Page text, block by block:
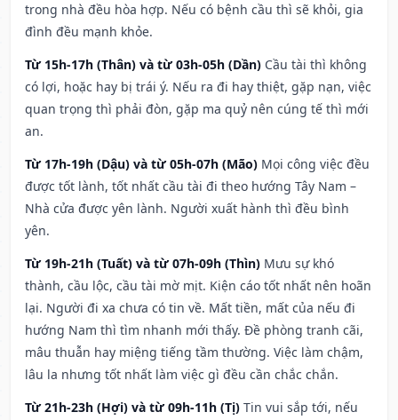
trong nhà đều hòa hợp. Nếu có bệnh cầu thì sẽ khỏi, gia
đình đều mạnh khỏe.
Từ 15h-17h (Thân) và từ 03h-05h (Dần) Cầu tài thì không
có lợi, hoặc hay bị trái ý. Nếu ra đi hay thiệt, gặp nạn, việc
quan trọng thì phải đòn, gặp ma quỷ nên cúng tế thì mới
an.
Từ 17h-19h (Dậu) và từ 05h-07h (Mão) Mọi công việc đều
được tốt lành, tốt nhất cầu tài đi theo hướng Tây Nam –
Nhà cửa được yên lành. Người xuất hành thì đều bình
yên.
Từ 19h-21h (Tuất) và từ 07h-09h (Thìn) Mưu sự khó
thành, cầu lộc, cầu tài mờ mịt. Kiện cáo tốt nhất nên hoãn
lại. Người đi xa chưa có tin về. Mất tiền, mất của nếu đi
hướng Nam thì tìm nhanh mới thấy. Đề phòng tranh cãi,
mâu thuẫn hay miệng tiếng tầm thường. Việc làm chậm,
lâu la nhưng tốt nhất làm việc gì đều cần chắc chắn.
Từ 21h-23h (Hợi) và từ 09h-11h (Tị) Tin vui sắp tới, nếu